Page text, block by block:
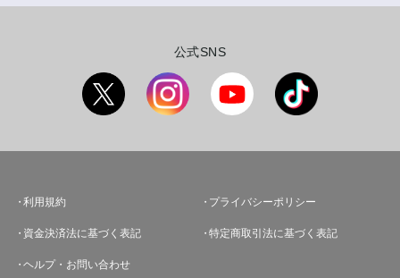
公式SNS
利用規約 プライバシーポリシー
資金決済法に基づく表記 特定商取引法に基づく表記
ヘルプ・お問い合わせ